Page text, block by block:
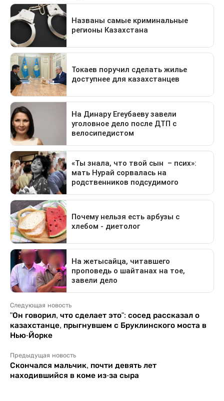
Следующая новость
"Он говорил, что сделает это": сосед рассказал о
казахстанце, прыгнувшем с Бруклинского моста в
Нью-Йорке
Предыдущая новость
Скончался мальчик, почти девять лет
находившийся в коме из-за сыра